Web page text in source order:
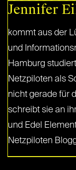
Jennifer
kommt aus der
und
Hamburg
Netzpiloten als
nicht gerade für
schreibt sie an
und Edel
Netzpiloten